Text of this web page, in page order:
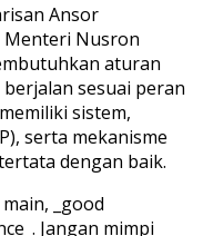
Ansor
Menteri Nusron
aturan
sesuai peran
sistem,
serta mekanisme
dengan baik.
_good
Jangan mimpi